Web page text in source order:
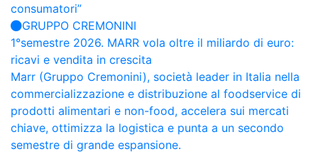
consumatori”
GRUPPO CREMONINI
1°semestre 2026. MARR vola oltre il miliardo di euro:
ricavi e vendita in crescita
Marr (Gruppo Cremonini), società leader in Italia nella
commercializzazione e distribuzione al foodservice di
prodotti alimentari e non-food, accelera sui mercati
chiave, ottimizza la logistica e punta a un secondo
semestre di grande espansione.